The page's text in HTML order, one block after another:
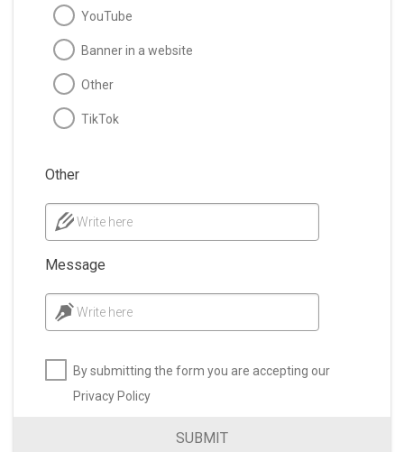
YouTube
Banner in a website
Other
TikTok
Other
Write here
Message
Write here
By submitting the form you are accepting our
Privacy Policy
SUBMIT